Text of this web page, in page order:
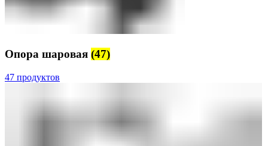
Опора шаровая (47)
47 продуктов